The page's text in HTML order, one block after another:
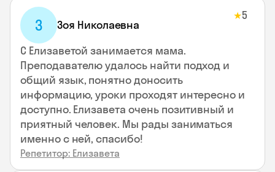
З Зоя Николаевна
★5
С Елизаветой занимается мама.
Преподавателю удалось найти подход и
общий язык, понятно доносить
информацию, уроки проходят интересно и
доступно. Елизавета очень позитивный и
приятный человек. Мы рады заниматься
именно с ней, спасибо!
Репетитор: Елизавета